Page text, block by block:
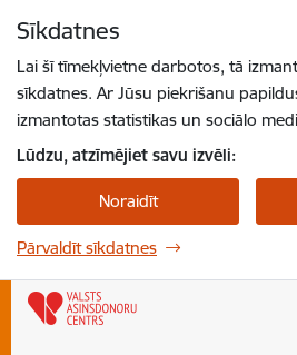
Sīkdatnes
Lai šī tīmekļvietne darbotos, tā
sīkdatnes. Ar Jūsu piekrišanu
izmantotas statistikas un sociālo
Lūdzu, atzīmējiet savu izvēli:
Noraidīt
Pārvaldīt sīkdatnes